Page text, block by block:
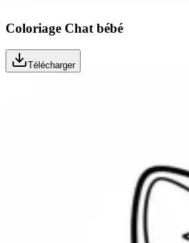
Coloriage Chat bébé
Télécharger